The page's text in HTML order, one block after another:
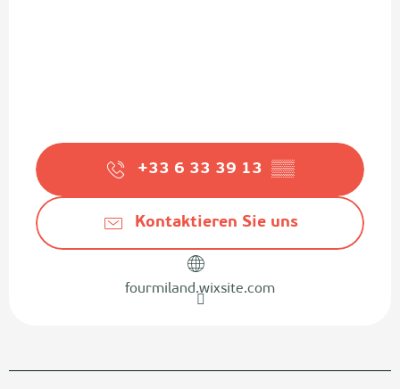
+33 6 33 39 13 ▒▒
Kontaktieren Sie uns
fourmiland.wixsite.com